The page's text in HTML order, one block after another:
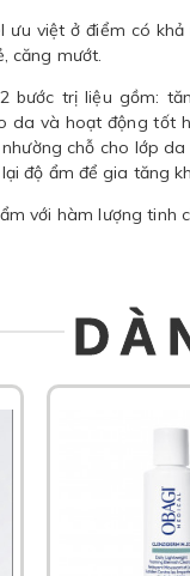
ưu việt ở điểm có
căng mướt.
bước trị liệu gồm:
da và hoạt động tốt
chỗ cho lớp
độ ẩm để gia tăng
với hàm lượng tinh